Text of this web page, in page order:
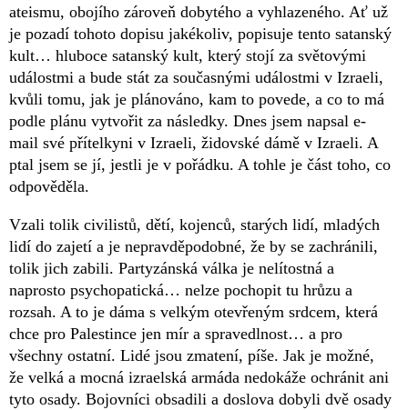
ateismu, obojího zároveň dobytého a vyhlazeného. Ať už
je pozadí tohoto dopisu jakékoliv, popisuje tento satanský
kult… hluboce satanský kult, který stojí za světovými
událostmi a bude stát za současnými událostmi v Izraeli,
kvůli tomu, jak je plánováno, kam to povede, a co to má
podle plánu vytvořit za následky. Dnes jsem napsal e-
mail své přítelkyni v Izraeli, židovské dámě v Izraeli. A
ptal jsem se jí, jestli je v pořádku. A tohle je část toho, co
odpověděla.
Vzali tolik civilistů, dětí, kojenců, starých lidí, mladých
lidí do zajetí a je nepravděpodobné, že by se zachránili,
tolik jich zabili. Partyzánská válka je nelítostná a
naprosto psychopatická… nelze pochopit tu hrůzu a
rozsah. A to je dáma s velkým otevřeným srdcem, která
chce pro Palestince jen mír a spravedlnost… a pro
všechny ostatní. Lidé jsou zmatení, píše. Jak je možné,
že velká a mocná izraelská armáda nedokáže ochránit ani
tyto osady. Bojovníci obsadili a doslova dobyli dvě osady